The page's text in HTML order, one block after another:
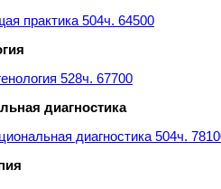
практика 504ч. 64500
528ч. 67700
диагностика
диагностика 504ч.